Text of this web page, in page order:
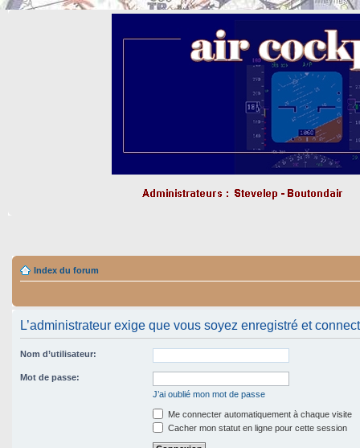
Index du forum
L’administrateur exige que vous soyez enregistré et
Nom d’utilisateur:
Mot de passe:
J’ai oublié mon mot de passe
Me connecter automatiquement à chaque visite
Cacher mon statut en ligne pour cette session